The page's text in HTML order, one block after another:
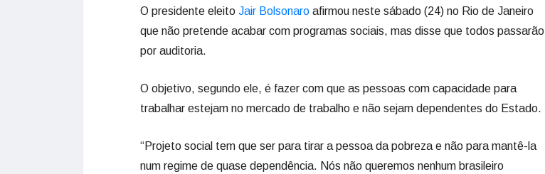
O presidente eleito Jair Bolsonaro afirmou neste sábado (24) no Rio de Janeiro
que não pretende acabar com programas sociais, mas disse que todos passarão
por auditoria.
O objetivo, segundo ele, é fazer com que as pessoas com capacidade para
trabalhar estejam no mercado de trabalho e não sejam dependentes do Estado.
“Projeto social tem que ser para tirar a pessoa da pobreza e não para mantê-la
num regime de quase dependência. Nós não queremos nenhum brasileiro